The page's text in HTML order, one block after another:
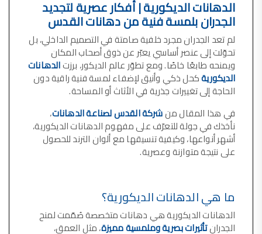
صناعة دهانات القدس محلات مواد بناء مشروع محل مواد بناء في الاردن
صناعة دهانات القدس
معجونة, معجونة دهان, بديل معجون الحوائط, معجون جدران,
معجون الجدران الجاهز, معجون الحوائط الاسمنتي, طريقة سحب المعجون على السقف,
صناعة دهانات القدس
أملشن, انواع الدهانات و اسمائها بالصور, ,
انواع الدهانات المائية, انواع الدهانات المنزلية
دهان املشن, انواع الدهانات الديكورية, انواع الدهانات و اسعارها, الفرق بين انواع الدهانات,
شقق للايجار, شقق للايجار في المقابلين, شقق للايجار في عمان, ,
شقق للإيجار في عبدون, شقق للايجار السابع, شقق للايجار 180 دينار
الدهانات الديكورية | أفكار عصرية لتجديد
الجدران بلمسة فنية من دهانات القدس
لم تعد الجدران مجرد خلفية صامتة في التصميم الداخلي، بل
تحوّلت إلى عنصر أساسي يعبّر عن ذوق أصحاب المكان
ويمنحه طابعًا خاصًا. ومع تطوّر عالم الديكور، برزتالدهانات
الديكوريةكحل ذكي وأنيق لإضفاء لمسة فنية راقية دون
الحاجة إلى تغييرات جذرية في الأثاث أو المساحة.
في هذا المقال منشركة القدس لصناعة الدهانات،
نأخذك في جولة للتعرّف على مفهوم الدهانات الديكورية،
أشهر أنواعها، وكيفية تنسيقها مع ألوان الترند للحصول
على نتيجة متوازنة وعصرية.
ما هي الدهانات الديكورية؟
الدهانات الديكورية هي دهانات متخصصة صُمّمت لمنح
الجدرانتأثيرات بصرية وملمسية مميزة، مثل العمق،